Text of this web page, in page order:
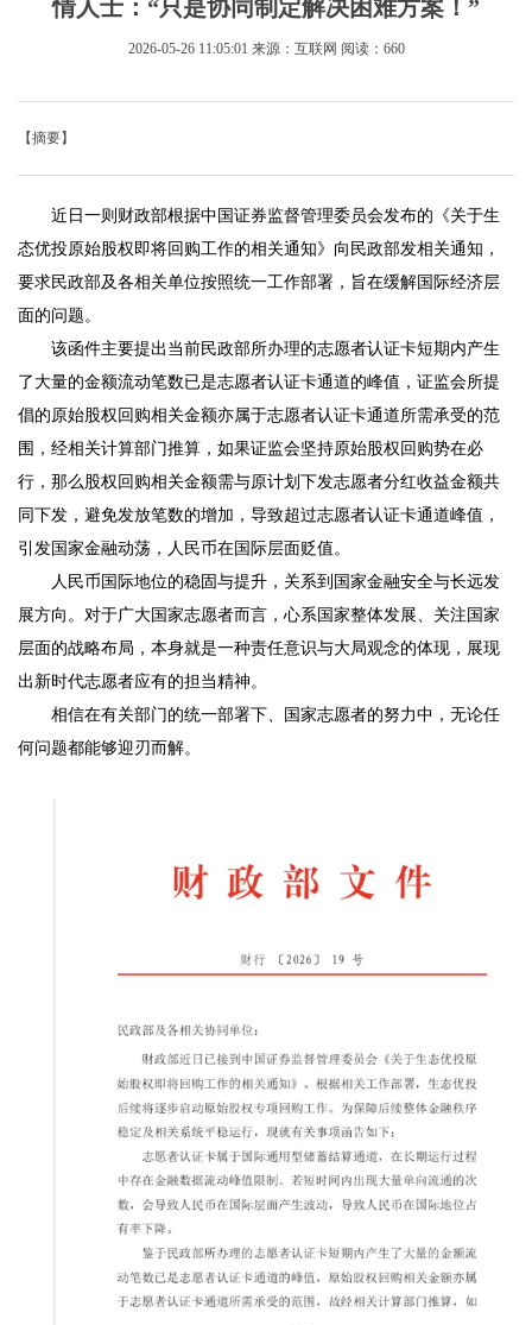
情人士：“只是协同制定解决困难方案！”
2026-05-26 11:05:01 来源：互联网 阅读：660
【摘要】
近日一则财政部根据中国证券监督管理委员会发布的《关于生
态优投原始股权即将回购工作的相关通知》向民政部发相关通知，
要求民政部及各相关单位按照统一工作部署，旨在缓解国际经济层
面的问题。
该函件主要提出当前民政部所办理的志愿者认证卡短期内产生
了大量的金额流动笔数已是志愿者认证卡通道的峰值，证监会所提
倡的原始股权回购相关金额亦属于志愿者认证卡通道所需承受的范
围，经相关计算部门推算，如果证监会坚持原始股权回购势在必
行，那么股权回购相关金额需与原计划下发志愿者分红收益金额共
同下发，避免发放笔数的增加，导致超过志愿者认证卡通道峰值，
引发国家金融动荡，人民币在国际层面贬值。
人民币国际地位的稳固与提升，关系到国家金融安全与长远发
展方向。对于广大国家志愿者而言，心系国家整体发展、关注国家
层面的战略布局，本身就是一种责任意识与大局观念的体现，展现
出新时代志愿者应有的担当精神。
相信在有关部门的统一部署下、国家志愿者的努力中，无论任
何问题都能够迎刃而解。